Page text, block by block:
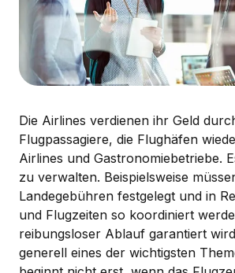
Die Airlines verdienen ihr Geld
Flugpassagiere, die Flughäfen
Airlines und Gastronomiebetriebe.
zu verwalten. Beispielsweise
Landegebühren festgelegt und in
und Flugzeiten so koordiniert
reibungsloser Ablauf garantiert
generell eines der wichtigsten